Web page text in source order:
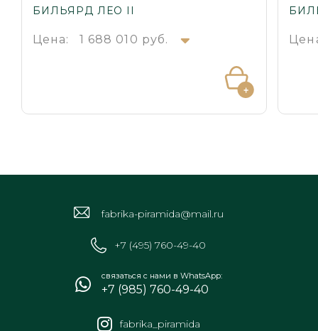
БИЛЬЯРД ЛЕО II
Цена: 1 688 010 руб.
fabrika-piramida@mail.ru
+7 (495) 760-49-40
связаться с нами в WhatsApp:
+7 (985) 760-49-40
fabrika_piramida